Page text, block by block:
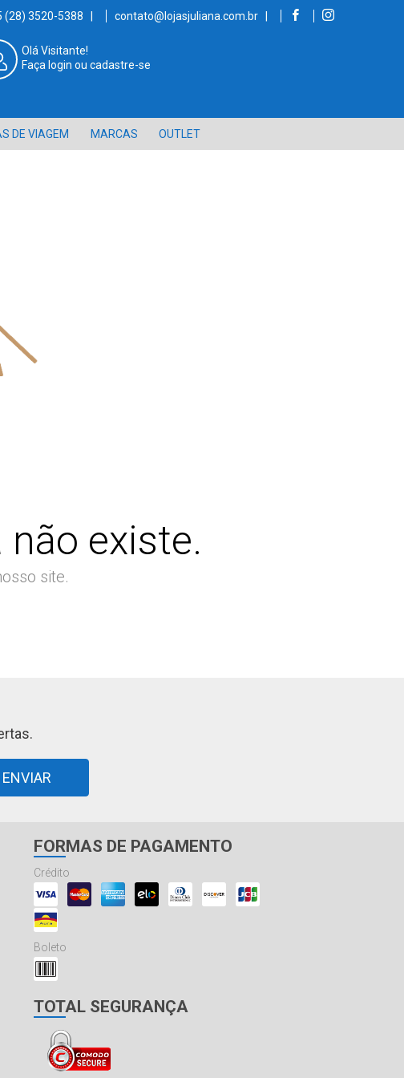
(28) 3520-5388 | contato@lojasjuliana.com.br |
Olá Visitante!
Faça login ou cadastre-se
DE VIAGEM MARCAS OUTLET
não existe.
site.
ENVIAR
FORMAS DE PAGAMENTO
Crédito
Boleto
TOTAL SEGURANÇA